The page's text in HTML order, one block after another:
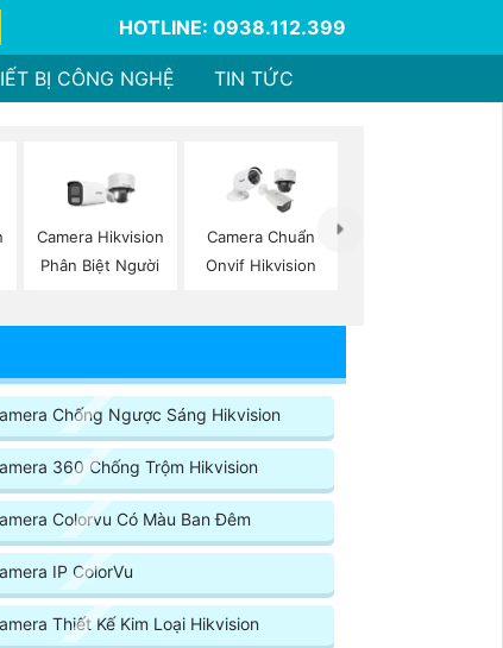
HOTLINE: 0938.112.399
BỊ CÔNG NGHỆ TIN TỨC
Camera Hikvision
Phân Biệt Người
Camera Chuẩn
Onvif Hikvision
Chống Ngược Sáng Hikvision
360 Chống Trộm Hikvision
Colorvu Có Màu Ban Đêm
IP ColorVu
Thiết Kế Kim Loại Hikvision